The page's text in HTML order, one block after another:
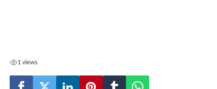
1 views